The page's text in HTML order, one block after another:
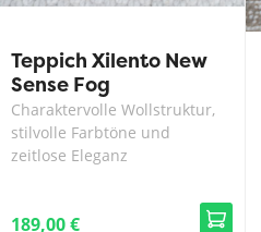
Teppich Xilento New
Sense Fog
Charaktervolle Wollstruktur,
stilvolle Farbtöne und
zeitlose Eleganz
189,00 €